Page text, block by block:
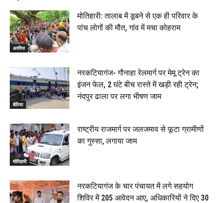
का भव्य पथ संचलन, 5 July 2026
00:22
बेतिया : मझौलिया में 1.24 क्विंटल गांजा के साथ बोलेरो ज़ब्त, दो
तस्कर गिरफ्तार, 4 July 2026
00:39
00:33
रक्सौल : सुरक्षा जॉंच को सोना-चांदी दुकानों का एसडीपीओ और
थानाध्यक्ष ने किया निरीक्षण, 19 June 2026
बेतिया में सगे भाई ने मां के साथ मिलकर की भाई की हत्या, शव
जलाया, दोनों गिरफ्तार, 14 June 2026
00:12
मोतिहारी। NDA सरकार, 12 साल विश्वास के, मीडिया संवाद में
सांसद रधामोहन सिंह, 13 June 2026
02:19
अररिया
मोतिहारी: तालाब में डूबने से एक ही परिवार के
पांच लोगों की मौत, गांव में मचा कोहराम
बेतिया
नरकटियागंज- गौनाहा रेलमार्ग पर मेमू ट्रेन का
इंजन फेल, 2 घंटे बीच रास्ते में खड़ी रही ट्रेन;
नंदपुर ढाला पर लगा भीषण जाम
मोतिहारी
राष्ट्रीय राजमार्ग पर जलजमाव से फूटा ग्रामीणों
का गुस्सा, लगाया जाम
नरकटियागंज के चार पंचायत में लगे सहयोग
शिविर में 205 आवेदन आए, अधिकारियों ने दिए 30